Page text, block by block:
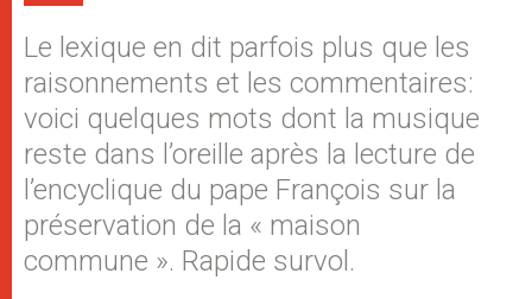
Le lexique en dit parfois plus que les
raisonnements et les commentaires:
voici quelques mots dont la musique
reste dans l’oreille après la lecture de
l’encyclique du pape François sur la
préservation de la « maison
commune ». Rapide survol.